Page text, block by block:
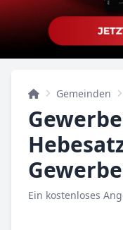
Gemeinden
Ein kostenloses